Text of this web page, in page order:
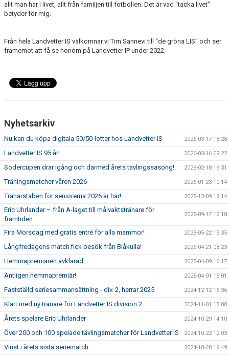
allt man har i livet, allt från familjen till fotbollen. Det är vad "tacka livet"
betyder för mig.​
Från hela Landvetter IS välkomnar vi Tim Sannevi till "de gröna LIS" och ser
framemot att få se honom på Landvetter IP under 2022.
Nyhetsarkiv
Nu kan du köpa digitala 50/50-lotter hos Landvetter IS 2026-03-17 18:28
Landvetter IS 95 år! 2026-03-16 09:22
Södercupen drar igång och därmed årets tävlingssäsong! 2026-02-18 16:31
Träningsmatcher våren 2026 2026-01-23 10:14
Tränarstaben för seniorerna 2026 är här! 2025-12-09 19:14
Eric Uhrlander – från A-laget till målvaktstränare för
framtiden
2025-09-17 12:18
Fira Morsdag med gratis entré för alla mammor! 2025-05-22 15:35
Långfredagens match fick besök från Blåkulla! 2025-04-21 08:23
Hemmapremiären avklarad 2025-04-09 16:17
Äntligen hemmapremiär! 2025-04-01 15:01
Fastställd seriesammansättning - div. 2, herrar 2025 2024-12-12 16:36
Klart med ny tränare för Landvetter IS division 2 2024-11-01 15:00
Årets spelare Eric Uhrlander 2024-10-29 14:10
Över 200 och 100 spelade tävlingsmatcher för Landvetter IS 2024-10-22 12:03
Vinst i årets sista seriematch 2024-10-20 19:49